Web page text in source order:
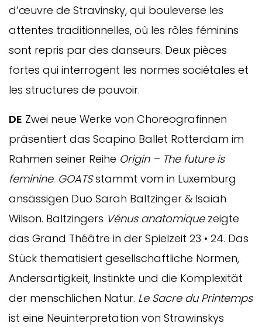
d’œuvre de Stravinsky, qui bouleverse les
attentes traditionnelles, où les rôles féminins
sont repris par des danseurs. Deux pièces
fortes qui interrogent les normes sociétales et
les structures de pouvoir.
DE Zwei neue Werke von Choreografinnen
präsentiert das Scapino Ballet Rotterdam im
Rahmen seiner Reihe Origin – The future is
feminine. GOATSstammt vom in Luxemburg
ansässigen Duo Sarah Baltzinger & Isaiah
Wilson. Baltzingers Vénus anatomique zeigte
das Grand Théâtre in der Spielzeit 23 • 24. Das
Stück thematisiert gesellschaftliche Normen,
Andersartigkeit, Instinkte und die Komplexität
der menschlichen Natur. Le Sacre du Printemps
ist eine Neuinterpretation von Strawinskys